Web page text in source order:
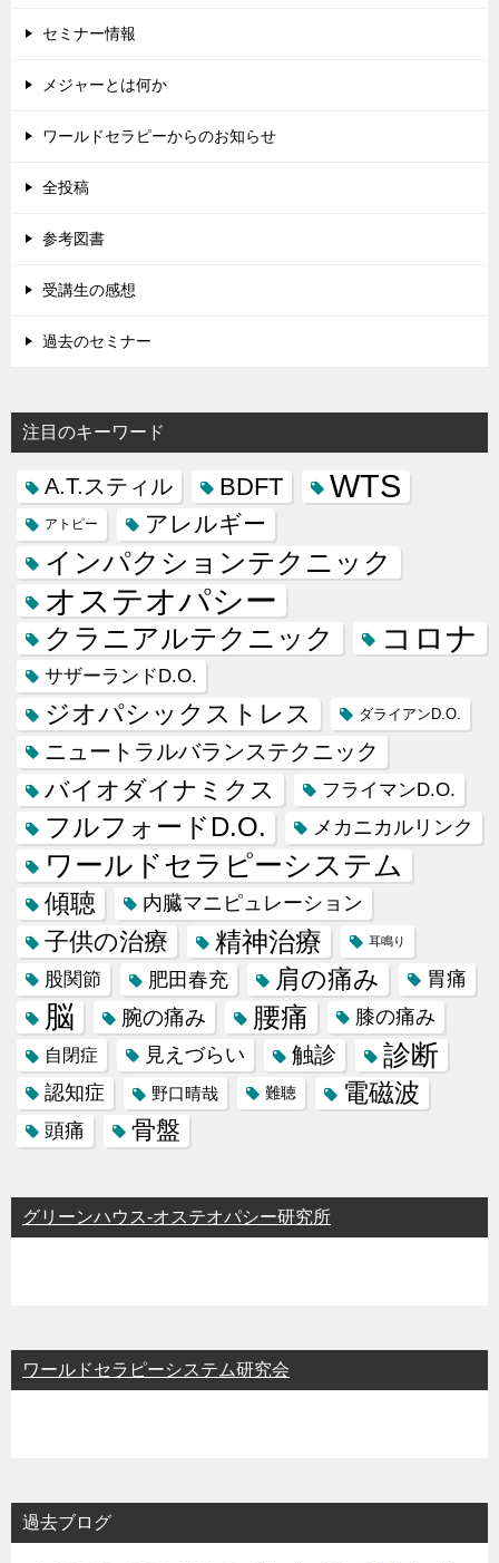
セミナー情報
メジャーとは何か
ワールドセラピーからのお知らせ
全投稿
参考図書
受講生の感想
過去のセミナー
注目のキーワード
A.T.スティル BDFT WTS
アトピー アレルギー
インパクションテクニック
オステオパシー
クラニアルテクニック コロナ
サザーランドD.O.
ジオパシックストレス ダライアンD.O.
ニュートラルバランステクニック
バイオダイナミクス フライマンD.O.
フルフォードD.O. メカニカルリンク
ワールドセラピーシステム
傾聴 内臓マニピュレーション
子供の治療 精神治療 耳鳴り
股関節 肥田春充 肩の痛み 胃痛
脳 腕の痛み 腰痛 膝の痛み
自閉症 見えづらい 触診 診断
認知症 野口晴哉 難聴 電磁波
頭痛 骨盤
グリーンハウス-オステオパシー研究所
ワールドセラピーシステム研究会
過去ブログ